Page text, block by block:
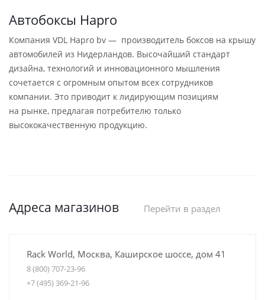
Автобоксы Hapro
Компания VDL Hapro bv — производитель боксов на крышу
автомобилей из Нидерландов. Высочайший стандарт
дизайна, технологий и инновационного мышления
сочетается с огромным опытом всех сотрудников
компании. Это приводит к лидирующим позициям
на рынке, предлагая потребителю только
высококачественную продукцию.
Адреса магазинов Перейти в раздел
Rack World, Москва, Каширское шоссе, дом 41
8 (800) 707-23-96
+7 (495) 369-21-96